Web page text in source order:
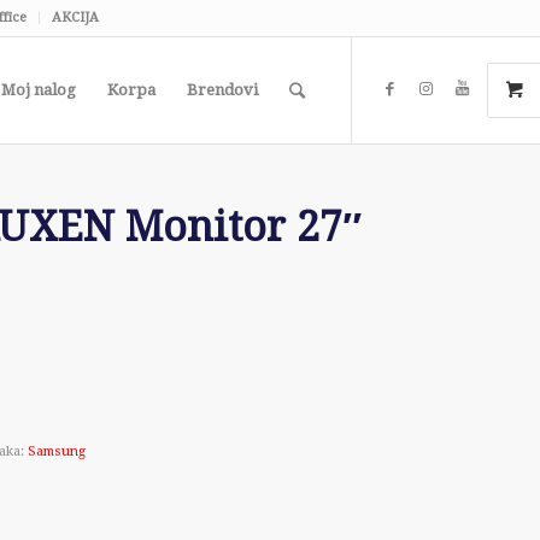
AKCIJA
Moj nalog Korpa Brendovi
Monitor 27″
Samsung